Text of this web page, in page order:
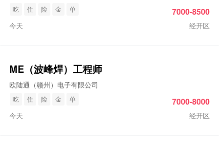
吃 住 险 金 单
今天 经开区
7000-8500
ME（波峰焊）工程师
欧陆通（赣州）电子有限公司
吃 住 险 金 单
今天 经开区
7000-8000